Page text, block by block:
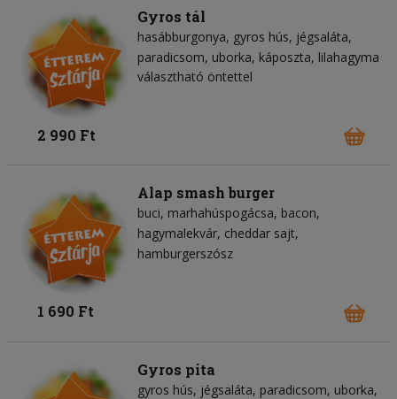
Gyros tál
hasábburgonya gyros hús jégsaláta
paradicsom uborka káposzta lilahagyma
választható öntettel
2 990 Ft
Alap smash burger
buci marhahúspogácsa bacon
hagymalekvár cheddar sajt
hamburgerszósz
1 690 Ft
Gyros pita
gyros hús jégsaláta paradicsom uborka